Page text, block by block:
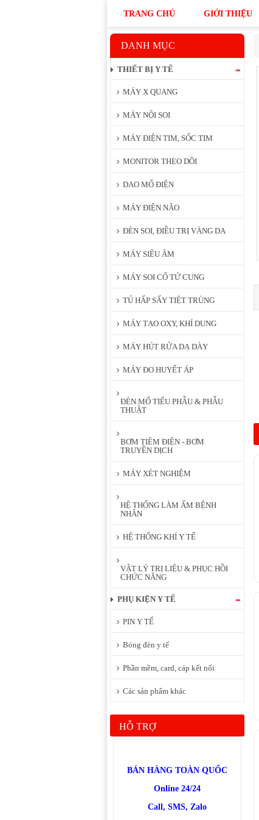
TRANG CHỦ GIỚI THIỆU
DANH MỤC
THIẾT BỊ Y TẾ
MÁY X QUANG
MÁY NỘI SOI
MÁY ĐIỆN TIM, SỐC TIM
MONITOR THEO DÕI
DAO MỔ ĐIỆN
MÁY ĐIỆN NÃO
ĐÈN SOI, ĐIỀU TRỊ VÀNG DA
MÁY SIÊU ÂM
MÁY SOI CỔ TỬ CUNG
TỦ HẤP SẤY TIỆT TRÙNG
MÁY TẠO OXY, KHÍ DUNG
MÁY HÚT RỬA DẠ DÀY
MÁY ĐO HUYẾT ÁP
ĐÈN MỔ TIỂU PHẪU & PHẪU
THUẬT
BƠM TIÊM ĐIỆN - BƠM
TRUYỀN DỊCH
MÁY XÉT NGHIỆM
HỆ THỐNG LÀM ẤM BỆNH
NHÂN
HỆ THỐNG KHÍ Y TẾ
VẬT LÝ TRỊ LIỆU & PHỤC HỒI
CHỨC NĂNG
PHỤ KIỆN Y TẾ
PIN Y TẾ
Bóng đèn y tế
Phần mềm, card, cáp kết nối
Các sản phẩm khác
HỖ TRỢ
BÁN HÀNG TOÀN QUỐC
Online 24/24
Call, SMS, Zalo